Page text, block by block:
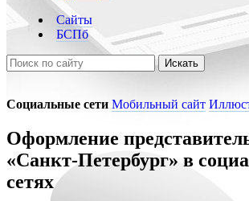
Сайты
БСПб
Искать
Социальные сети Мобильный сайт
Оформление
«Санкт-Петербург» в
сетях